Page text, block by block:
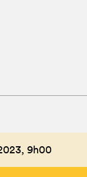
9h00